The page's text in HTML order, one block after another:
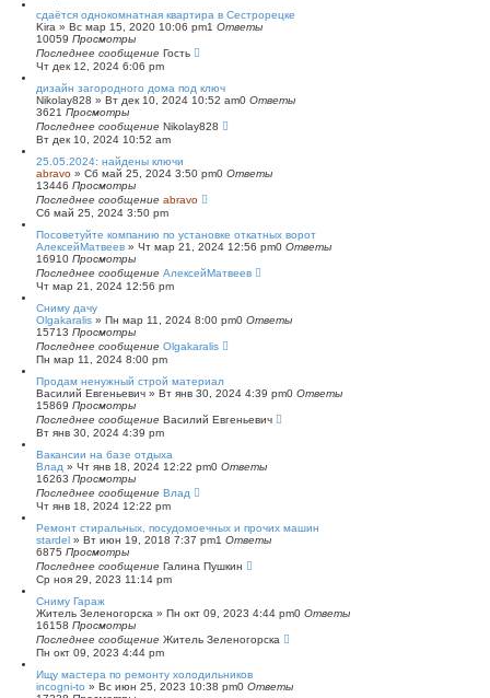
сдаётся однокомнатная квартира в Сестрорецке
Kira » Вс мар 15, 2020 10:06 pm1 Ответы
10059 Просмотры
Последнее сообщение Гость
Чт дек 12, 2024 6:06 pm
дизайн загородного дома под ключ
Nikolay828 » Вт дек 10, 2024 10:52 am0 Ответы
3621 Просмотры
Последнее сообщение Nikolay828
Вт дек 10, 2024 10:52 am
25.05.2024: найдены ключи
abravo » Сб май 25, 2024 3:50 pm0 Ответы
13446 Просмотры
Последнее сообщение abravo
Сб май 25, 2024 3:50 pm
Посоветуйте компанию по установке откатных ворот
АлексейМатвеев » Чт мар 21, 2024 12:56 pm0 Ответы
16910 Просмотры
Последнее сообщение АлексейМатвеев
Чт мар 21, 2024 12:56 pm
Сниму дачу
Olgakaralis » Пн мар 11, 2024 8:00 pm0 Ответы
15713 Просмотры
Последнее сообщение Olgakaralis
Пн мар 11, 2024 8:00 pm
Продам ненужный строй материал
Василий Евгеньевич » Вт янв 30, 2024 4:39 pm0 Ответы
15869 Просмотры
Последнее сообщение Василий Евгеньевич
Вт янв 30, 2024 4:39 pm
Вакансии на базе отдыха
Влад » Чт янв 18, 2024 12:22 pm0 Ответы
16263 Просмотры
Последнее сообщение Влад
Чт янв 18, 2024 12:22 pm
Ремонт стиральных, посудомоечных и прочих машин
stardel » Вт июн 19, 2018 7:37 pm1 Ответы
6875 Просмотры
Последнее сообщение Галина Пушкин
Ср ноя 29, 2023 11:14 pm
Сниму Гараж
Житель Зеленогорска » Пн окт 09, 2023 4:44 pm0 Ответы
16158 Просмотры
Последнее сообщение Житель Зеленогорска
Пн окт 09, 2023 4:44 pm
Ищу мастера по ремонту холодильников
incogni-to » Вс июн 25, 2023 10:38 pm0 Ответы